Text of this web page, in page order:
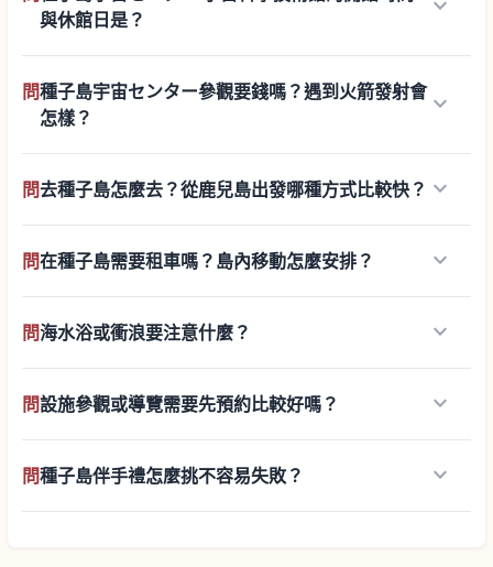
與休館日是？
keyboard_arrow_down
問種子島宇宙センター參觀要錢嗎？遇到火箭發射會
怎樣？
keyboard_arrow_down
問去種子島怎麼去？從鹿兒島出發哪種方式比較快？ keyboard_arrow_down
問在種子島需要租車嗎？島內移動怎麼安排？ keyboard_arrow_down
問海水浴或衝浪要注意什麼？ keyboard_arrow_down
問設施參觀或導覽需要先預約比較好嗎？ keyboard_arrow_down
問種子島伴手禮怎麼挑不容易失敗？ keyboard_arrow_down